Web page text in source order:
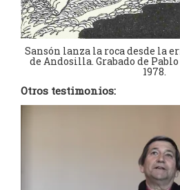
Sansón lanza la roca desde la
de Andosilla. Grabado de
1978.
Otros testimonios: